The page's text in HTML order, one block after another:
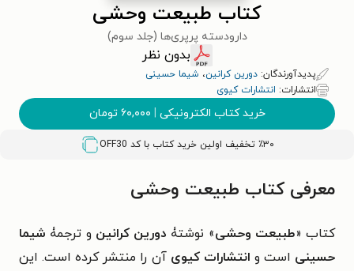
کتاب طبیعت وحشی
دارودسته پرپری‌ها (جلد سوم)
بدون نظر
پدیدآورندگان: دورین کرانین، شیما حسینی
انتشارات: انتشارات کیوی
خرید کتاب الکترونیکی | ۶۰,۰۰۰ تومان
٪۳۰ تخفیف اولین خرید کتاب با کد OFF30
معرفی کتاب طبیعت وحشی
کتاب «طبیعت وحشی» نوشتۀ دورین کرانین و ترجمۀ شیما
حسینی است و انتشارات کیوی آن را منتشر کرده است. این